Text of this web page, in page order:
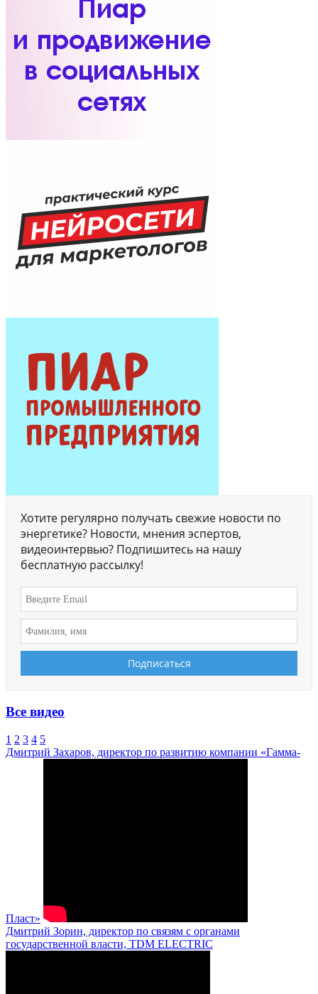
Хотите регулярно получать свежие новости по
энергетике? Новости, мнения эспертов,
видеоинтервью? Подпишитесь на нашу
бесплатную рассылку!
Все видео
1 2 3 4 5
Дмитрий Захаров, директор по развитию компании «Гамма-
Пласт»
Дмитрий Зорин, директор по связям с органами
государственной власти, TDM ELECTRIC